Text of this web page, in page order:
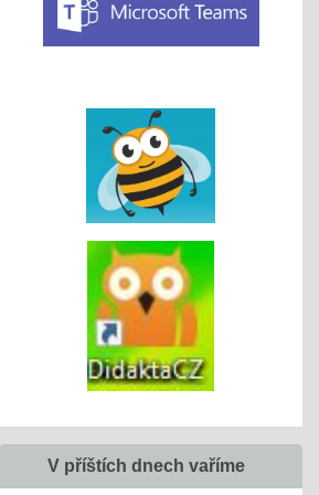
V příštích dnech vaříme